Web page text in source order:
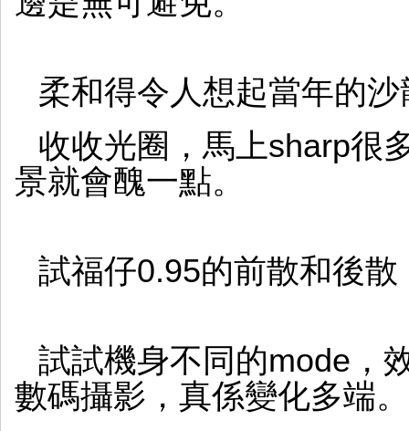
柔和得令人想起當年的沙
收收光圈，馬上sharp很
景就會醜一點。
試福仔0.95的前散和後
試試機身不同的mode，
數碼攝影，真係變化多端。